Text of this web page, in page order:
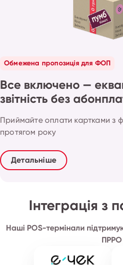
Обмежена пропозиція для ФОП
Все включено —
звітність без
Приймайте оплати картками з
протягом року
Детальніше
Інтеграція з
Наші POS-термінали
ПРРО